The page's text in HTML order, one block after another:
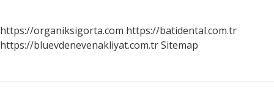
https://organiksigorta.com https://batidental.com.tr
https://bluevdenevenakliyat.com.trSitemap